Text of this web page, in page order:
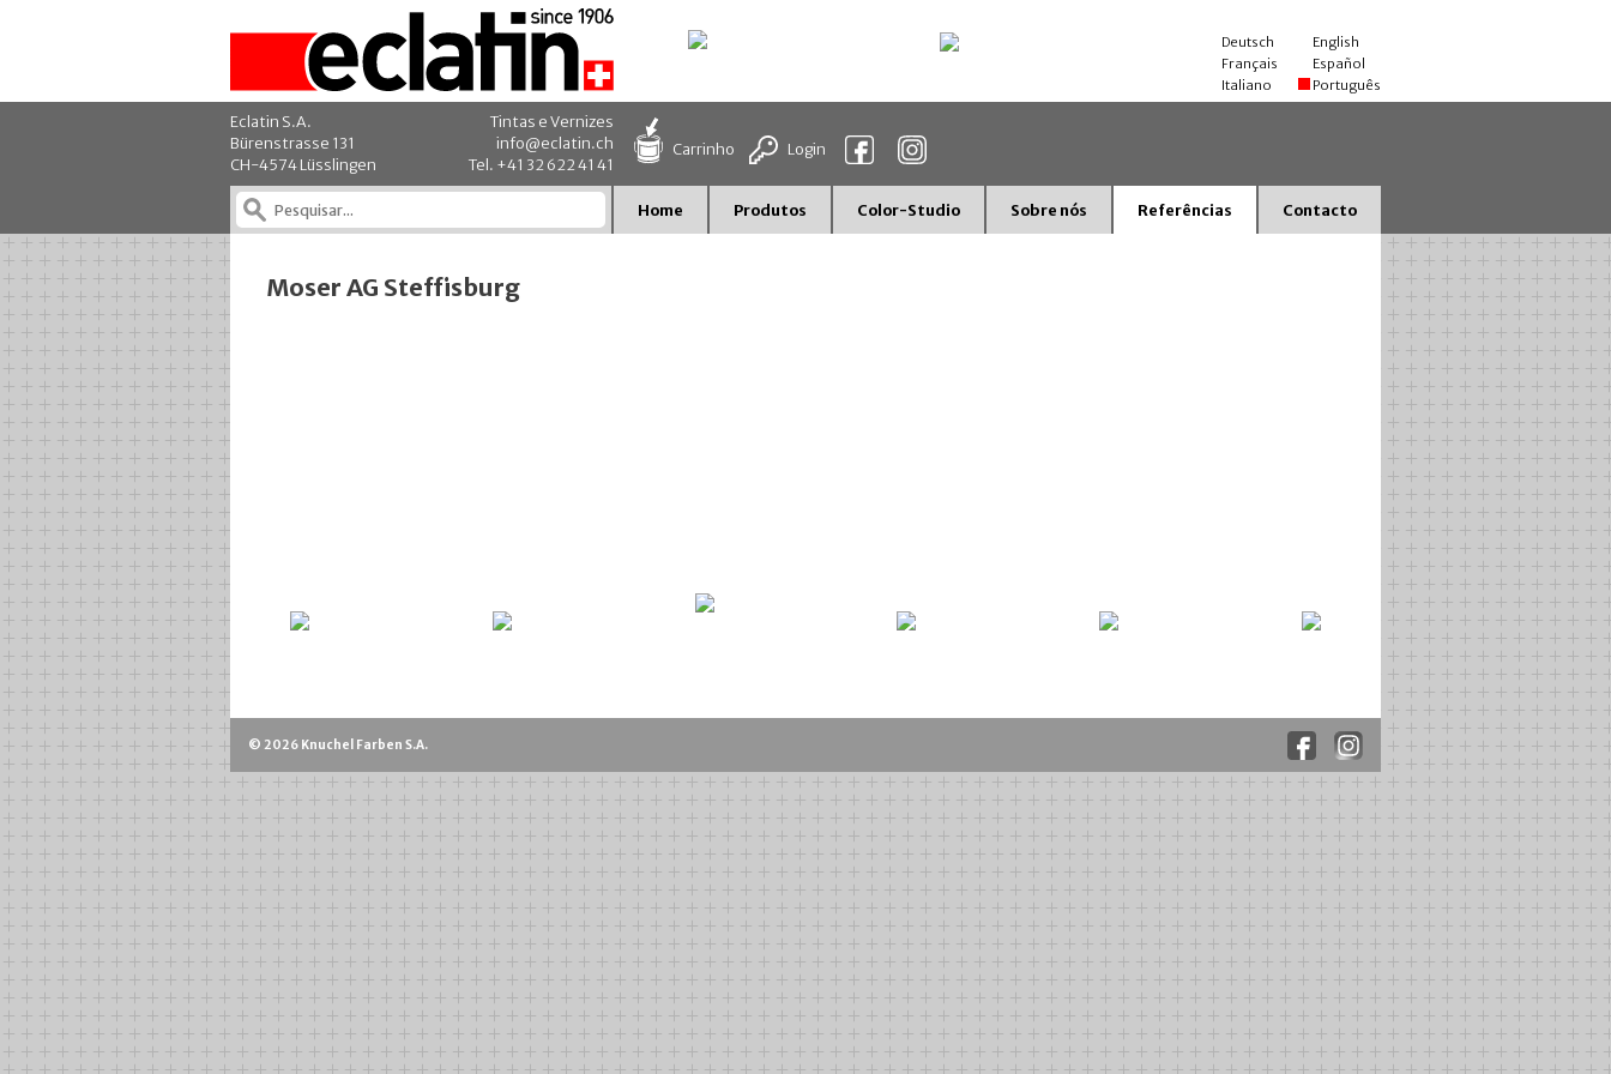
Eclatin S.A.
Bürenstrasse 131
CH-4574 Lüsslingen
Tintas e Vernizes
info@eclatin.ch
Tel. +41 32 622 41 41
Carrinho Login
Deutsch
Français
Italiano
English
Español
Português
Home Produtos Color-Studio Sobre nós Referências Contacto
Moser AG Steffisburg
© 2026 Knuchel Farben S.A.